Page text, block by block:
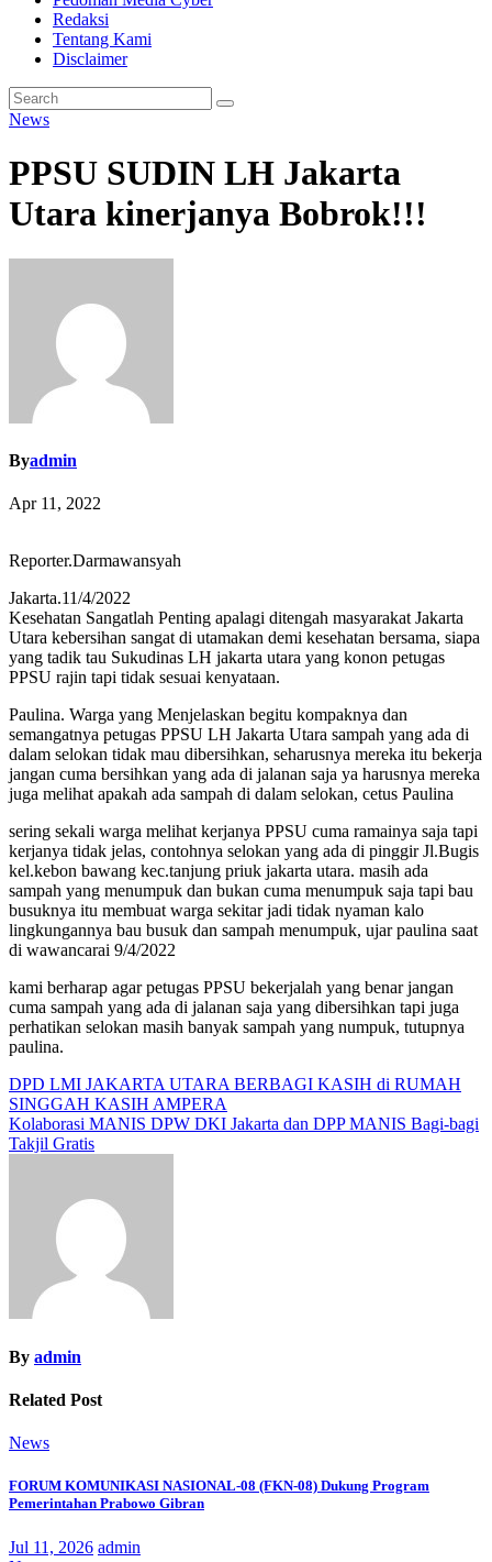
Redaksi
Tentang Kami
Disclaimer
News
PPSU SUDIN LH Jakarta
Utara kinerjanya Bobrok!!!
Byadmin
Apr 11, 2022
Reporter.Darmawansyah
Jakarta.11/4/2022
Kesehatan Sangatlah Penting apalagi ditengah masyarakat Jakarta
Utara kebersihan sangat di utamakan demi kesehatan bersama, siapa
yang tadik tau Sukudinas LH jakarta utara yang konon petugas
PPSU rajin tapi tidak sesuai kenyataan.
Paulina. Warga yang Menjelaskan begitu kompaknya dan
semangatnya petugas PPSU LH Jakarta Utara sampah yang ada di
dalam selokan tidak mau dibersihkan, seharusnya mereka itu bekerja
jangan cuma bersihkan yang ada di jalanan saja ya harusnya mereka
juga melihat apakah ada sampah di dalam selokan, cetus Paulina
sering sekali warga melihat kerjanya PPSU cuma ramainya saja tapi
kerjanya tidak jelas, contohnya selokan yang ada di pinggir Jl.Bugis
kel.kebon bawang kec.tanjung priuk jakarta utara. masih ada
sampah yang menumpuk dan bukan cuma menumpuk saja tapi bau
busuknya itu membuat warga sekitar jadi tidak nyaman kalo
lingkungannya bau busuk dan sampah menumpuk, ujar paulina saat
di wawancarai 9/4/2022
kami berharap agar petugas PPSU bekerjalah yang benar jangan
cuma sampah yang ada di jalanan saja yang dibersihkan tapi juga
perhatikan selokan masih banyak sampah yang numpuk, tutupnya
paulina.
Navigasi
pos
DPD LMI JAKARTA UTARA BERBAGI KASIH di RUMAH
SINGGAH KASIH AMPERA
Kolaborasi MANIS DPW DKI Jakarta dan DPP MANIS Bagi-bagi
Takjil Gratis
By admin
Related Post
News
FORUM KOMUNIKASI NASIONAL-08 (FKN-08) Dukung Program
Pemerintahan Prabowo Gibran
Jul 11, 2026 admin